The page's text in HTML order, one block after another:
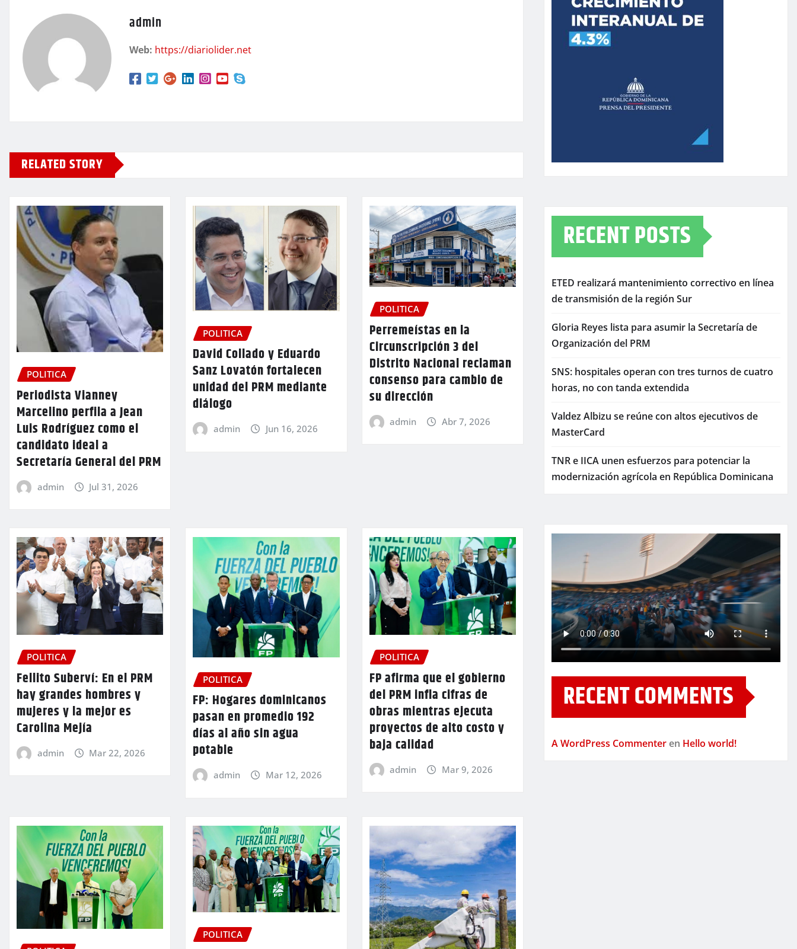
admin
Web: https://diariolider.net
RELATED STORY
POLITICA
Periodista Vianney
Marcelino perfila a Jean
Luis Rodríguez como el
candidato ideal a
Secretaría General del PRM
admin Jul 31, 2026
POLITICA
David Collado y Eduardo
Sanz Lovatón fortalecen
unidad del PRM mediante
diálogo
admin Jun 16, 2026
POLITICA
Perremeístas en la
Circunscripción 3 del
Distrito Nacional reclaman
consenso para cambio de
su dirección
admin Abr 7, 2026
POLITICA
Fellito Suberví: En el PRM
hay grandes hombres y
mujeres y la mejor es
Carolina Mejía
admin Mar 22, 2026
POLITICA
FP: Hogares dominicanos
pasan en promedio 192
días al año sin agua
potable
admin Mar 12, 2026
POLITICA
FP afirma que el gobierno
del PRM infla cifras de
obras mientras ejecuta
proyectos de alto costo y
baja calidad
admin Mar 9, 2026
POLITICA
RECENT POSTS
ETED realizará mantenimiento correctivo en línea
de transmisión de la región Sur
Gloria Reyes lista para asumir la Secretaría de
Organización del PRM
SNS: hospitales operan con tres turnos de cuatro
horas, no con tanda extendida
Valdez Albizu se reúne con altos ejecutivos de
MasterCard
TNR e IICA unen esfuerzos para potenciar la
modernización agrícola en República Dominicana
RECENT COMMENTS
A WordPress Commenter en Hello world!